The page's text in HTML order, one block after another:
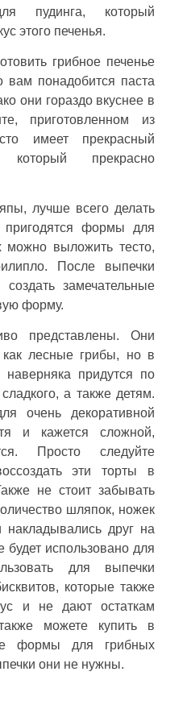
пудинга, который
этого печенья.
грибное печенье
вам понадобится паста
они гораздо вкуснее в
приготовленном из
имеет прекрасный
который прекрасно
лучше всего делать
формы для
можно выложить тесто,
После выпечки
замечательные
форму.
представлены. Они
лесные грибы, но в
придутся по
а также детям.
очень декоративной
и кажется сложной,
Просто следуйте
эти торты в
не стоит забывать
шляпок, ножек
друг на
будет использовано для
для выпечки
которые также
и не дают остаткам
можете купить в
формы для грибных
они не нужны.